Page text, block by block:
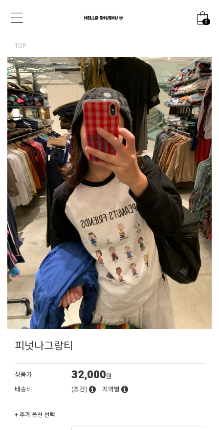
0
TOP
피넛나그랑티
상품가 32,000원
배송비
(조건) 지역별
+ 추가 옵션 선택